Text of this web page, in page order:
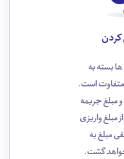
کردن
بسته به
متفاوت است.
مبلغ جریمه
مبلغ واریزی
مبلغ به
گشت.